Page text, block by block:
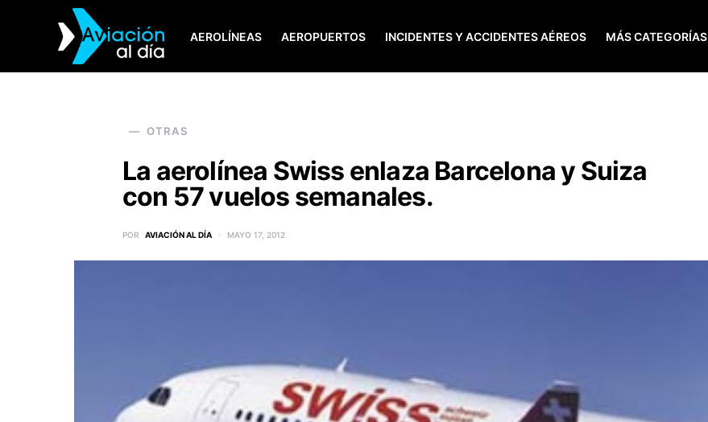
AEROLÍNEAS AEROPUERTOS INCIDENTES Y ACCIDENTES AÉREOS MÁS CATEGORÍAS
SEARCH FOR:
OTRAS
La aerolínea Swiss enlaza Barcelona y Suiza
con 57 vuelos semanales.
POR AVIACIÓN AL DÍA MAYO 17, 2012